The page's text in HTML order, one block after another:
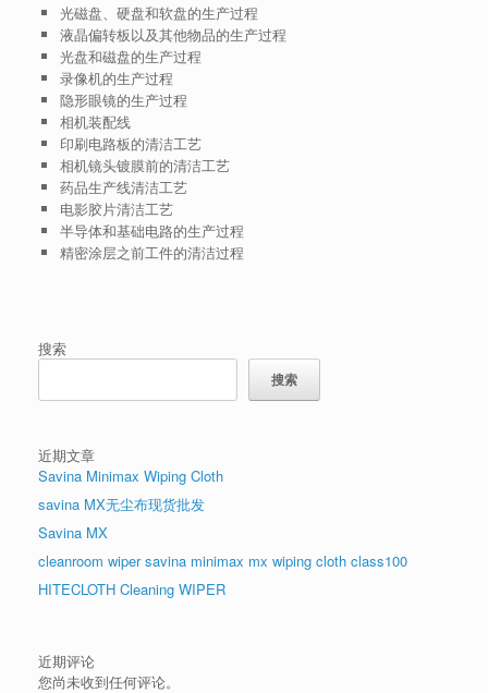
光磁盘、硬盘和软盘的生产过程
液晶偏转板以及其他物品的生产过程
光盘和磁盘的生产过程
录像机的生产过程
隐形眼镜的生产过程
相机装配线
印刷电路板的清洁工艺
相机镜头镀膜前的清洁工艺
药品生产线清洁工艺
电影胶片清洁工艺
半导体和基础电路的生产过程
精密涂层之前工件的清洁过程
搜索
搜索
近期文章
Savina Minimax Wiping Cloth
savina MX无尘布现货批发
Savina MX
cleanroom wiper savina minimax mx wiping cloth class100
HITECLOTH Cleaning WIPER
近期评论
您尚未收到任何评论。